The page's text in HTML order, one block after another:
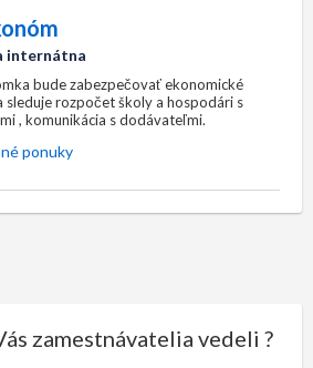
internátna
bude zabezpečovať ekonomické
sleduje rozpočet školy a hospodári s
, komunikácia s dodávateľmi.
ponuky
zamestnávatelia vedeli ?